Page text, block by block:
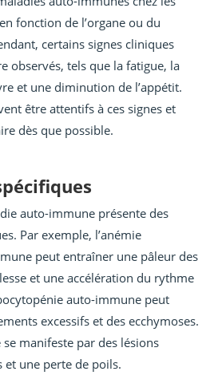
fonction de l’organe ou du
certains signes cliniques
observés, tels que la fatigue, la
et une diminution de l’appétit.
être attentifs à ces signes et
dès que possible.
auto-immune présente des
Par exemple, l’anémie
peut entraîner une pâleur des
et une accélération du rythme
auto-immune peut
excessifs et des ecchymoses.
manifeste par des lésions
et une perte de poils.